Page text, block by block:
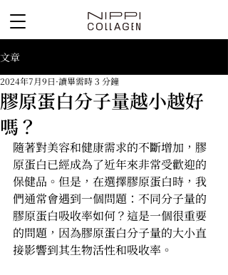
文章
膠原蛋白分子量越小越好
嗎？
2024年7月9日 讀畢需時 3 分鐘
隨著對美容和健康需求的不斷增加，膠
原蛋白已經成為了近年來非常受歡迎的
保健品。但是，在選擇膠原蛋白時，我
們通常會遇到一個問題：不同分子量的
膠原蛋白吸收率如何？這是一個很重要
的問題，因為膠原蛋白分子量的大小直
接影響到其生物活性和吸收率。